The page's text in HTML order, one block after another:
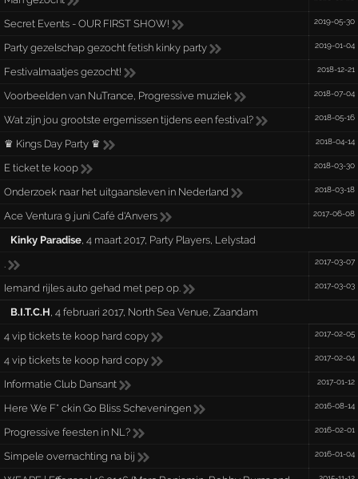
Secret Events - OUR FIRST SHOW! 2019-05-30
Party gezelschap gezocht fetish kinky party 2019-01-04
Festivalmaatjes gezocht! 2018-12-21
Voorbeelden van NuTrance, Progressive muziek 2018-07-04
Wat zijn jou grootste ergernissen tijdens een festival? 2018-05-16
♛ Kings Day Party ♛ 2018-04-14
E ticket te koop 2018-03-30
Onderzoek naar het uitgaansleven in Nederland 2018-03-18
Ace Ventura 9 juni Café d'Anvers 2017-06-08
Kinky Paradise, 4 maart 2017, Party Players, Lelystad
.
2017-03-07
Iemand rijles auto gehad met pep op. 2017-03-03
B.I.T.C.H, 4 februari 2017, North Sea Venue, Zaandam
4 vip tickets te koop hard copy
2017-02-05
4 vip tickets te koop hard copy 2017-02-04
Informatie Club Dansant 2017-01-12
Here We F* ckin Go Bliss Scheveningen 2016-08-14
Progressive feesten in NL? 2016-02-01
Simpele overnachting na bij 2016-01-04